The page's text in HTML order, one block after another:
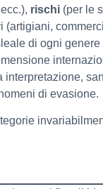
rischi (per le
(artigiani,
di ogni genere
interpretazione,
di evasione.